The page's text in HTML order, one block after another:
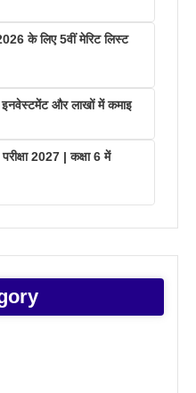
के लिए 5वीं मेरिट लिस्ट
इनवेस्टमेंट और लाखों में कमाइ
2027 | कक्षा 6 में